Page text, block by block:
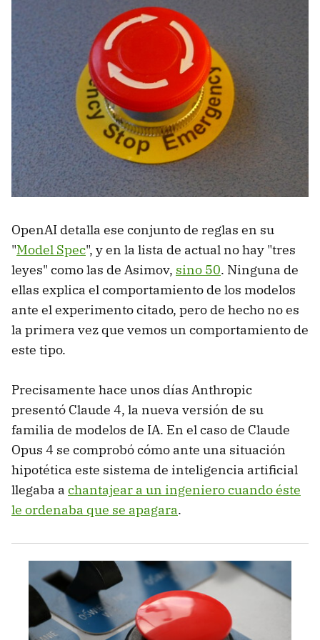
OpenAI detalla ese conjunto de reglas en su
"Model Spec", y en la lista de actual no hay "tres
leyes" como las de Asimov, sino 50. Ninguna de
ellas explica el comportamiento de los modelos
ante el experimento citado, pero de hecho no es
la primera vez que vemos un comportamiento de
este tipo.
Precisamente hace unos días Anthropic
presentó Claude 4, la nueva versión de su
familia de modelos de IA. En el caso de Claude
Opus 4 se comprobó cómo ante una situación
hipotética este sistema de inteligencia artificial
llegaba a chantajear a un ingeniero cuando éste
le ordenaba que se apagara.